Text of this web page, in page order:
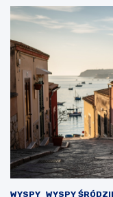
WYSPY WYSPY